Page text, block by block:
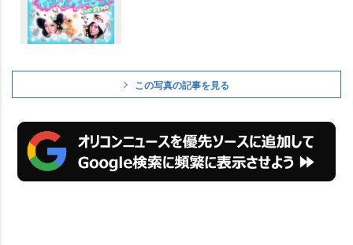
この写真の記事を見る